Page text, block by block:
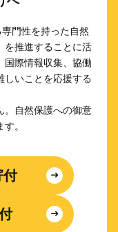
門性を持った自然
を推進することに活
国際情報収集、協働
しいことを応援する
。自然保護への御意
。
付